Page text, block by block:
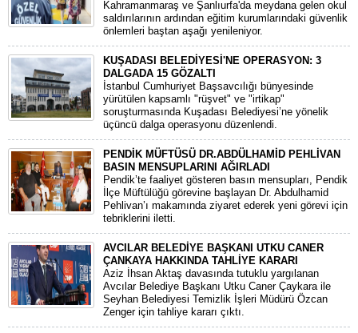
​Kahramanmaraş ve Şanlıurfa'da meydana gelen okul
saldırılarının ardından eğitim kurumlarındaki güvenlik
önlemleri baştan aşağı yenileniyor.
KUŞADASI BELEDİYESİ'NE OPERASYON: 3
DALGADA 15 GÖZALTI
​İstanbul Cumhuriyet Başsavcılığı bünyesinde
yürütülen kapsamlı "rüşvet" ve "irtikap"
soruşturmasında Kuşadası Belediyesi’ne yönelik
üçüncü dalga operasyonu düzenlendi.
PENDİK MÜFTÜSÜ DR.ABDÜLHAMİD PEHLİVAN
BASIN MENSUPLARINI AĞIRLADI
​Pendik’te faaliyet gösteren basın mensupları, Pendik
İlçe Müftülüğü görevine başlayan Dr. Abdulhamid
Pehlivan’ı makamında ziyaret ederek yeni görevi için
tebriklerini iletti.
AVCILAR BELEDİYE BAŞKANI UTKU CANER
ÇANKAYA HAKKINDA TAHLİYE KARARI
​Aziz İhsan Aktaş davasında tutuklu yargılanan
Avcılar Belediye Başkanı Utku Caner Çaykara ile
Seyhan Belediyesi Temizlik İşleri Müdürü Özcan
Zenger için tahliye kararı çıktı.